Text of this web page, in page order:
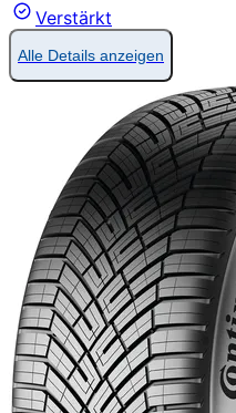
Verstärkt
Alle Details anzeigen